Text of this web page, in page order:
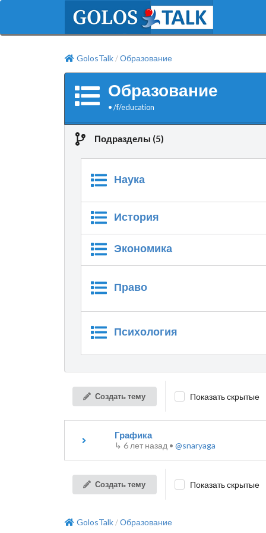
GolosTalk / Образование
Образование
•/f/education
Подразделы (5)
Наука
История
Экономика
Право
Психология
Создать тему Показать скрытые
Графика
↳ 6 лет назад • @snaryaga
Создать тему Показать скрытые
GolosTalk / Образование